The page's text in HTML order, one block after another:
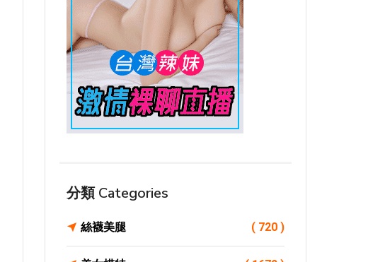
分類 Categories
絲襪美腿 ( 720 )